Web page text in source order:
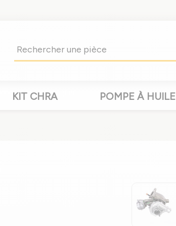
KIT CHRA POMPE À HUILE